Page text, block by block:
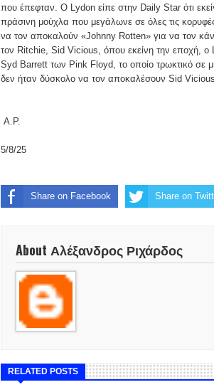
που έπεφταν. Ο Lydon είπε στην Daily Star ότι
πράσινη μούχλα που μεγάλωνε σε όλες τις
να τον αποκαλούν «Johnny Rotten» για να τον
τον Ritchie, Sid Vicious, όπου εκείνη την εποχή,
Syd Barrett των Pink Floyd, το οποίο τρωκτικό σε
δεν ήταν δύσκολο να τον αποκαλέσουν Sid
Α.Ρ.
5/8/25
Share on Facebook Share on
About Αλέξανδρος Ριχάρδος
RELATED POSTS